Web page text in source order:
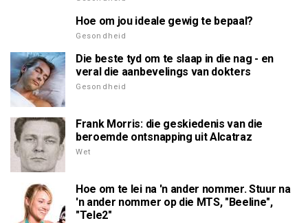
Hoe om jou ideale gewig te bepaal?
Gesondheid
Die beste tyd om te slaap in die nag - en
veral die aanbevelings van dokters
Gesondheid
Frank Morris: die geskiedenis van die
beroemde ontsnapping uit Alcatraz
Wet
Hoe om te lei na 'n ander nommer. Stuur na
'n ander nommer op die MTS, "Beeline",
"Tele2"